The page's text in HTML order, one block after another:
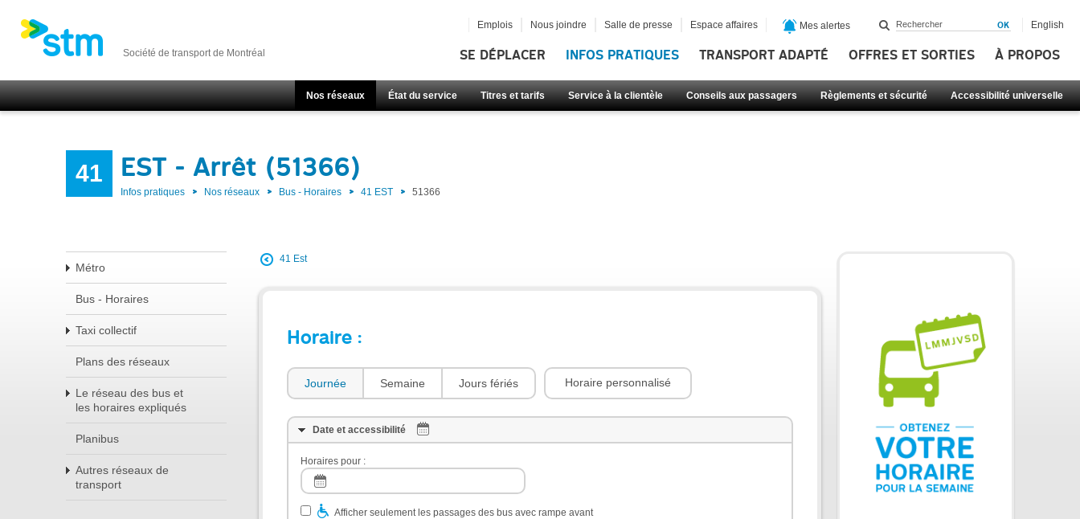
Société de transport de Montréal SE DÉPLACER INFOS PRATIQUES TRANSPORT ADAPTÉ OFFRES ET SORTIES À PROPOS
Nos réseaux État du service Titres et tarifs Service à la clientèle Conseils aux passagers Règlements et sécurité Accessibilité universelle
Emplois Nous joindre Salle de presse Espace affaires Mes alertes English
41 EST - Arrêt (51366)
Infos pratiques Nos réseaux Bus - Horaires 41 EST 51366
Métro
Bus - Horaires
Taxi collectif
Plans des réseaux
Le réseau des bus et
les horaires expliqués
Planibus
Autres réseaux de
transport
41 Est
Horaire :
Journée Semaine Jours fériés Horaire personnalisé
Date et accessibilité
Horaires pour :
Afficher seulement les passages des bus avec rampe avant